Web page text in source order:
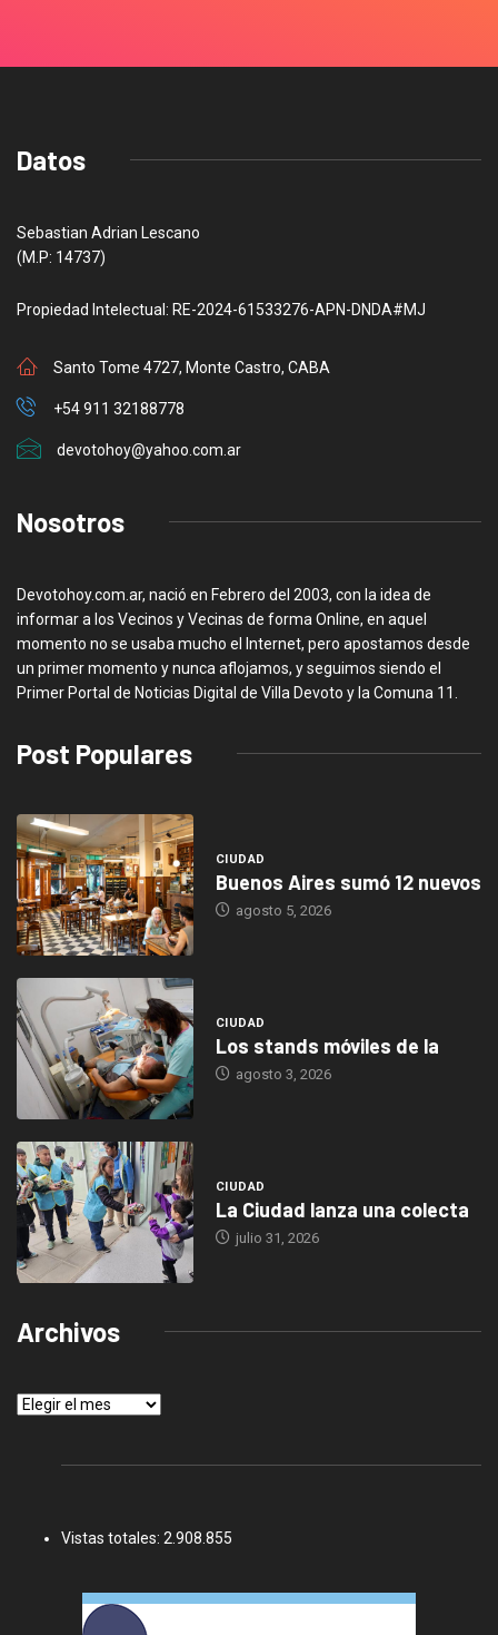
Datos
Sebastian Adrian Lescano
(M.P: 14737)
Propiedad Intelectual: RE-2024-61533276-APN-DNDA#MJ
Santo Tome 4727, Monte Castro, CABA
+54 911 32188778
devotohoy@yahoo.com.ar
Nosotros
Devotohoy.com.ar, nació en Febrero del 2003, con la idea de
informar a los Vecinos y Vecinas de forma Online, en aquel
momento no se usaba mucho el Internet, pero apostamos desde
un primer momento y nunca aflojamos, y seguimos siendo el
Primer Portal de Noticias Digital de Villa Devoto y la Comuna 11.
Post Populares
CIUDAD
Buenos Aires sumó 12 nuevos
agosto 5, 2026
CIUDAD
Los stands móviles de la
agosto 3, 2026
CIUDAD
La Ciudad lanza una colecta
julio 31, 2026
Archivos
Archivos
Vistas totales: 2.908.855